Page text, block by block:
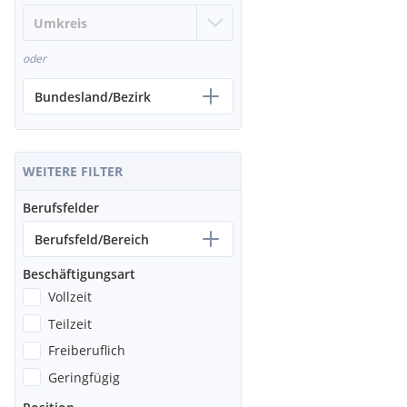
oder
Bundesland/Bezirk
WEITERE FILTER
Berufsfelder
Berufsfeld/Bereich
Beschäftigungsart
Vollzeit
Teilzeit
Freiberuflich
Geringfügig